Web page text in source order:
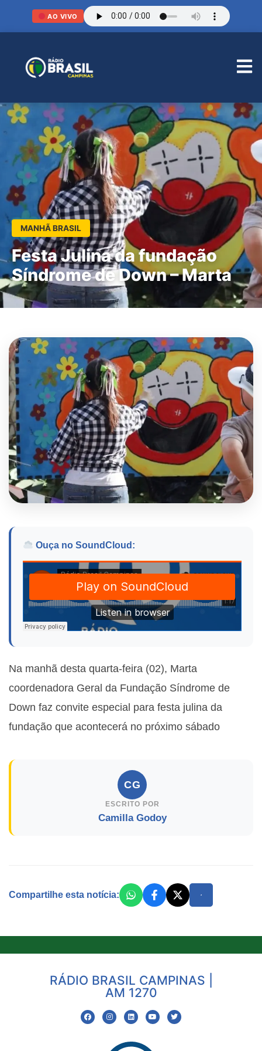
AO VIVO
MANHÃ BRASIL
Festa Julina da fundação
Síndrome de Down – Marta
Ouça no SoundCloud:
Na manhã desta quarta-feira (02), Marta
coordenadora Geral da Fundação Síndrome de
Down faz convite especial para festa julina da
fundação que acontecerá no próximo sábado
CG
ESCRITO POR
Camilla Godoy
Compartilhe esta notícia:
RÁDIO BRASIL CAMPINAS |
AM 1270